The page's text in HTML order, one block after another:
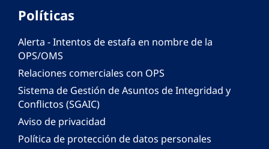
Políticas
Alerta - Intentos de estafa en nombre de la
OPS/OMS
Relaciones comerciales con OPS
Sistema de Gestión de Asuntos de Integridad y
Conflictos (SGAIC)
Aviso de privacidad
Política de protección de datos personales